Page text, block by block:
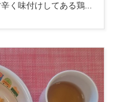
く味付けしてある鶏...